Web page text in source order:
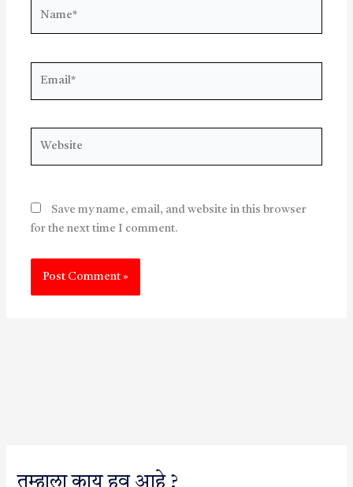
Save my name, email, and website in this browser
for the next time I comment.
तुम्हाला काय हव आहे ?